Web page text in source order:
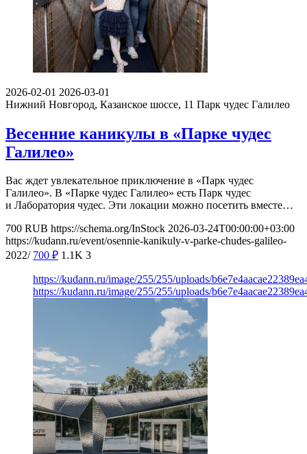
2026-02-01 2026-03-01
Нижний Новгород, Казанское шоссе, 11 Парк чудес Галилео
Весенние каникулы в «Парке чудес
Галилео»
Вас ждет увлекательное приключение в «Парк чудес
Галилео». В «Парке чудес Галилео» есть Парк чудес
и Лаборатория чудес. Эти локации можно посетить вместе…
700 RUB https://schema.org/InStock 2026-03-24T00:00:00+03:00
https://kudann.ru/event/osennie-kanikuly-v-parke-chudes-galileo-
2022/ 700 ₽ 1.1K 3
https://kudann.ru/image/255/255/uploads/
https://kudann.ru/image/255/255/uploads/